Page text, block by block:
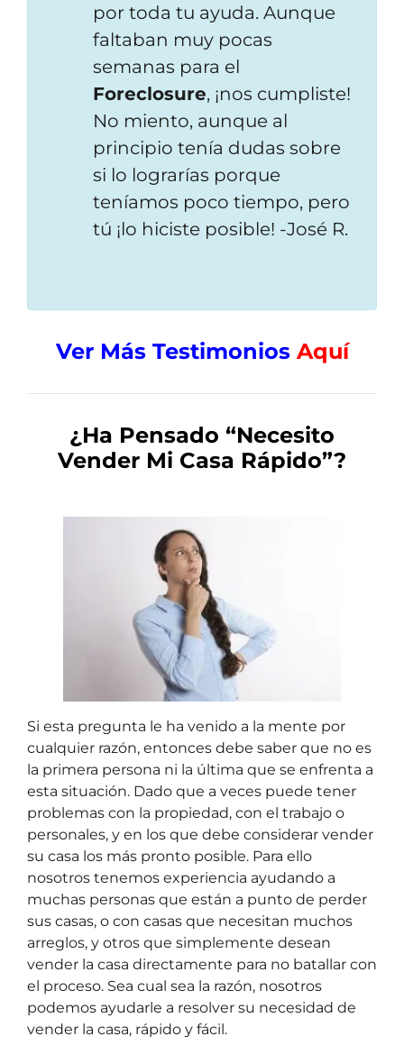
por toda tu ayuda. Aunque
faltaban muy pocas
semanas para el
Foreclosure, ¡nos cumpliste!
No miento, aunque al
principio tenía dudas sobre
si lo lograrías porque
teníamos poco tiempo, pero
tú ¡lo hiciste posible! -José R.
Ver Más Testimonios Aquí
¿Ha Pensado “Necesito
Vender Mi Casa Rápido”?
Si esta pregunta le ha venido a la mente por
cualquier razón, entonces debe saber que no es
la primera persona ni la última que se enfrenta a
esta situación. Dado que a veces puede tener
problemas con la propiedad, con el trabajo o
personales, y en los que debe considerar vender
su casa los más pronto posible. Para ello
nosotros tenemos experiencia ayudando a
muchas personas que están a punto de perder
sus casas, o con casas que necesitan muchos
arreglos, y otros que simplemente desean
vender la casa directamente para no batallar con
el proceso. Sea cual sea la razón, nosotros
podemos ayudarle a resolver su necesidad de
vender la casa, rápido y fácil.